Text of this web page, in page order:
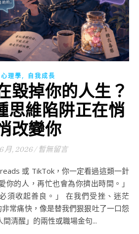
心理學, 自我成長
毀掉你的人生？
思維陷阱正在悄
改變你
月, 2026 / 暫無留言
你的人，再忙也會為你擠出時間。」
須收起善良。」 在我們受挫、迷茫
常痛快，像是替我們狠狠吐了一口怨
清醒」的兩性或職場金句...